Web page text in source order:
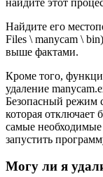
Найдите его
Files \ manycam \
выше фактами.
Кроме того,
удаление
Безопасный режим
которая отключает
самые
запустить
Могу ли я